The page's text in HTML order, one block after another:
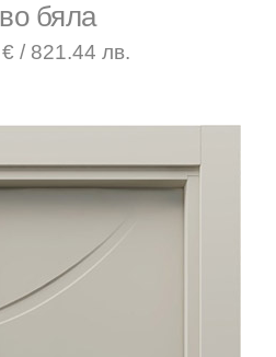
бяла
/ 821.44 лв.